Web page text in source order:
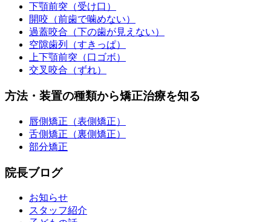
下顎前突（受け口）
開咬（前歯で噛めない）
過蓋咬合（下の歯が見えない）
空隙歯列（すきっぱ）
上下顎前突（口ゴボ）
交叉咬合（ずれ）
方法・装置の種類から矯正治療を知る
唇側矯正（表側矯正）
舌側矯正（裏側矯正）
部分矯正
院長ブログ
お知らせ
スタッフ紹介